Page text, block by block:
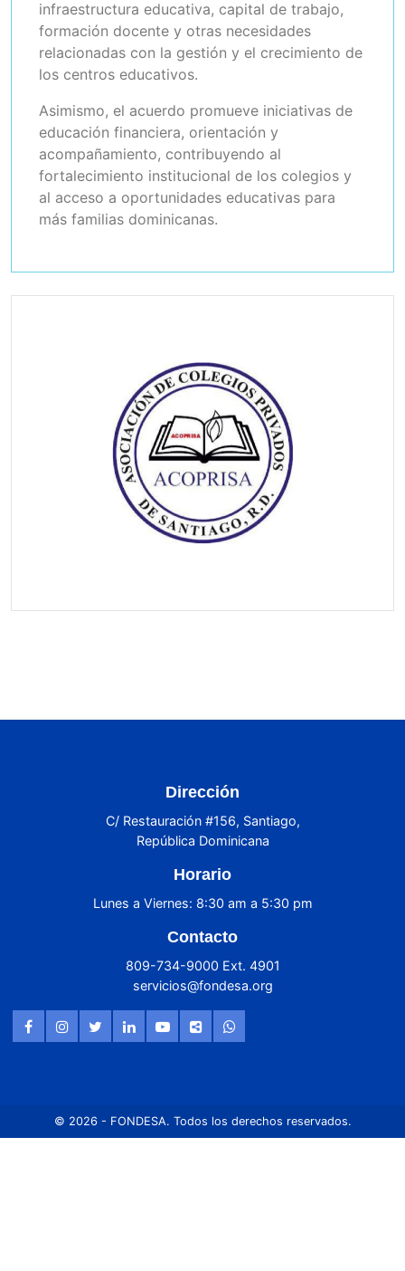
infraestructura educativa, capital de trabajo,
formación docente y otras necesidades
relacionadas con la gestión y el crecimiento de
los centros educativos.
Asimismo, el acuerdo promueve iniciativas de
educación financiera, orientación y
acompañamiento, contribuyendo al
fortalecimiento institucional de los colegios y
al acceso a oportunidades educativas para
más familias dominicanas.
Dirección
C/ Restauración #156, Santiago,
República Dominicana
Horario
Lunes a Viernes: 8:30 am a 5:30 pm
Contacto
809-734-9000 Ext. 4901
servicios@fondesa.org
© 2026 - FONDESA. Todos los derechos reservados.